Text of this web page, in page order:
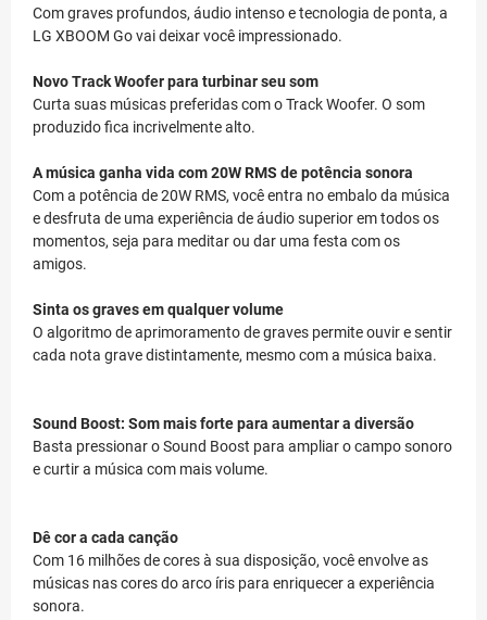
Com graves profundos, áudio intenso e tecnologia de ponta, a
LG XBOOM Go vai deixar você impressionado.
Novo Track Woofer para turbinar seu som
Curta suas músicas preferidas com o Track Woofer. O som
produzido fica incrivelmente alto.
A música ganha vida com 20W RMS de potência sonora
Com a potência de 20W RMS, você entra no embalo da música
e desfruta de uma experiência de áudio superior em todos os
momentos, seja para meditar ou dar uma festa com os
amigos.
Sinta os graves em qualquer volume
O algoritmo de aprimoramento de graves permite ouvir e sentir
cada nota grave distintamente, mesmo com a música baixa.
Sound Boost: Som mais forte para aumentar a diversão
Basta pressionar o Sound Boost para ampliar o campo sonoro
e curtir a música com mais volume.
Dê cor a cada canção
Com 16 milhões de cores à sua disposição, você envolve as
músicas nas cores do arco íris para enriquecer a experiência
sonora.